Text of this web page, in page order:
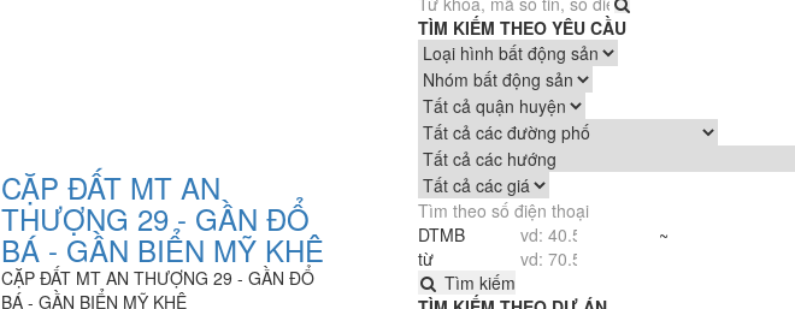
CẶP ĐẤT MT AN
THƯỢNG 29 - GẦN ĐỔ
BÁ - GẦN BIỂN MỸ KHÊ
CẶP ĐẤT MT AN THƯỢNG 29 - GẦN ĐỔ
BÁ - GẦN BIỂN MỸ KHÊ
TÌM KIẾM THEO YÊU CẦU
DTMB
từ
~
Tìm kiếm